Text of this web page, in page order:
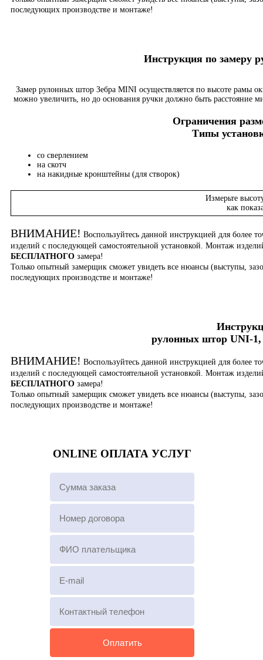
последующих производстве и монтаже!
Инструкция по
Замер рулонных штор Зебра MINI осуществляется по высоте рамы
можно увеличить, но до основания ручки должно быть расстояние
Ограничения
Типы
со сверлением
на скотч
на накидные кронштейны (для створок)
Измерьте
как
ВНИМАНИЕ! Воспользуйтесь данной инструкцией для более
изделий с последующей самостоятельной установкой. Монтаж
БЕСПЛАТНОГО замера!
Только опытный замерщик сможет увидеть все нюансы (выступы,
последующих производстве и монтаже!
рулонных штор UNI-
ВНИМАНИЕ! Воспользуйтесь данной инструкцией для более
изделий с последующей самостоятельной установкой. Монтаж
БЕСПЛАТНОГО замера!
Только опытный замерщик сможет увидеть все нюансы (выступы,
последующих производстве и монтаже!
ONLINE ОПЛАТА УСЛУГ